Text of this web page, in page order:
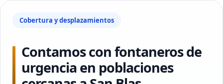
Cobertura y desplazamientos
Contamos con fontaneros de
urgencia en poblaciones